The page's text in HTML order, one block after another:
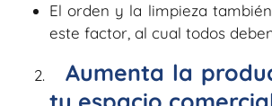
El orden y la limpieza
este factor, al cual todos
Aumenta la